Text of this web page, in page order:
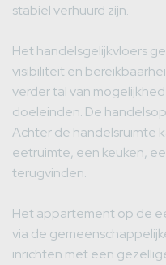
stabiel verhuurd zijn.
Het handelsgelijkvloers
visibiliteit en
verder tal van
doeleinden. De
Achter de handelsruimte
eetruimte, een keuken,
terugvinden.
Het appartement op de
via de
inrichten met een